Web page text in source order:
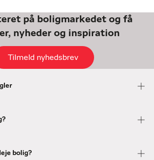
på boligmarkedet og få
nyheder og inspiration
Tilmeld nyhedsbrev
bolig?